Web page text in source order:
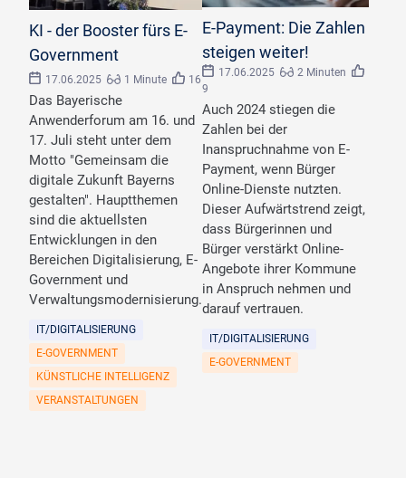
KI - der Booster fürs E-
Government
17.06.2025 1 Minute 16
Das Bayerische
Anwenderforum am 16. und
17. Juli steht unter dem
Motto "Gemeinsam die
digitale Zukunft Bayerns
gestalten". Hauptthemen
sind die aktuellsten
Entwicklungen in den
Bereichen Digitalisierung, E-
Government und
Verwaltungsmodernisierung.
IT/DIGITALISIERUNG
E-GOVERNMENT
KÜNSTLICHE INTELLIGENZ
VERANSTALTUNGEN
E-Payment: Die Zahlen
steigen weiter!
17.06.2025
2 Minuten
9
Auch 2024 stiegen die
Zahlen bei der
Inanspruchnahme von E-
Payment, wenn Bürger
Online-Dienste nutzten.
Dieser Aufwärtstrend zeigt,
dass Bürgerinnen und
Bürger verstärkt Online-
Angebote ihrer Kommune
in Anspruch nehmen und
darauf vertrauen.
IT/DIGITALISIERUNG
E-GOVERNMENT